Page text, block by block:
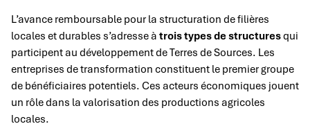
L’avance remboursable pour la structuration de filières
locales et durables s’adresse à trois types de structuresqui
participent au développement de Terres de Sources. Les
entreprises de transformation constituent le premier groupe
de bénéficiaires potentiels. Ces acteurs économiques jouent
un rôle dans la valorisation des productions agricoles
locales.